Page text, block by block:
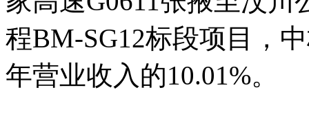
程BM-SG12标段项目，
年营业收入的10.01%。